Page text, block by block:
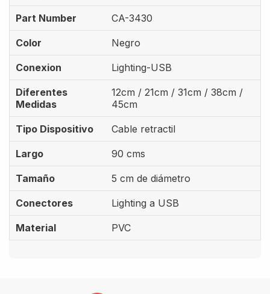
Part Number CA-3430
Color Negro
Conexion Lighting-USB
Diferentes
Medidas
12cm / 21cm / 31cm / 38cm /
45cm
Tipo Dispositivo Cable retractil
Largo 90 cms
Tamaño 5 cm de diámetro
Conectores Lighting a USB
Material PVC